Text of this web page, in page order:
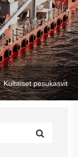
Kultaiset pesukasvit